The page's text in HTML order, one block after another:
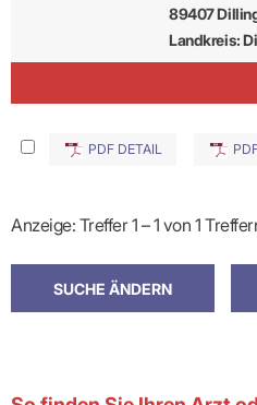
89407
Landkreis:
PDF DETAIL
Anzeige: Treffer 1 – 1 von 1